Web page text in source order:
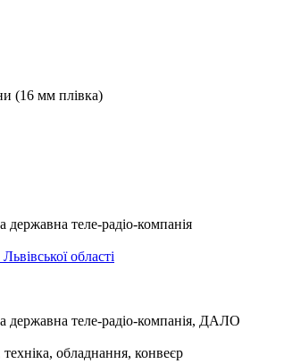
(16 мм плівка)
державна теле-радіо-компанія
області
державна теле-радіо-компанія, ДАЛО
обладнання, конвеєр